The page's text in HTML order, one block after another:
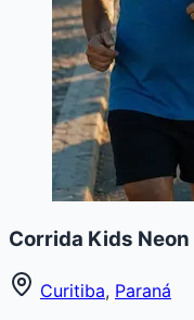
Corrida Kids Neon
Curitiba, Paraná